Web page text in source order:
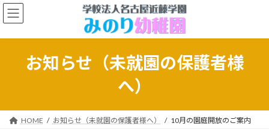
コ
ン
ン
プ
ナ
ビ
ー
動
お知らせ（未就園の保護者様
へ）
HOME お知らせ（未就園の保護者様へ） 10月の園庭開放のご案内